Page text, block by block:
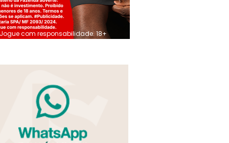
Jogue com responsabilidade. 18+